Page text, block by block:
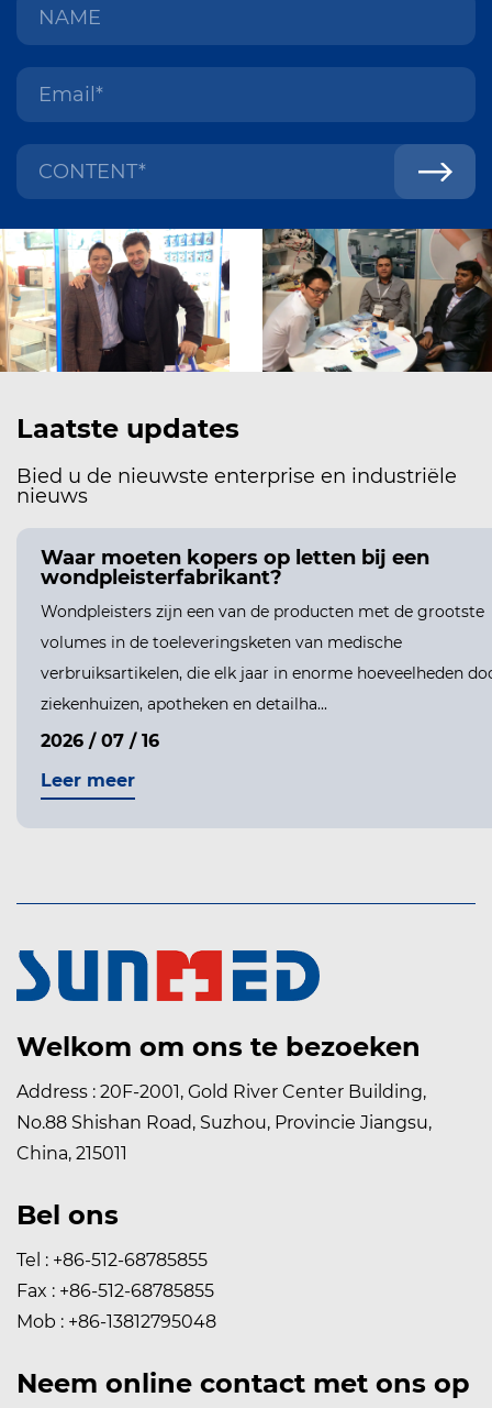
Laatste updates
Bied u de nieuwste enterprise en industriële
nieuws
Waar moeten kopers op letten bij een
wondpleisterfabrikant?
Wondpleisters zijn een van de producten met de grootste
volumes in de toeleveringsketen van medische
verbruiksartikelen, die elk jaar in enorme hoeveelheden
ziekenhuizen, apotheken en detailha...
2026 / 07 / 16
Leer meer
Welkom om ons te bezoeken
Address : 20F-2001, Gold River Center Building,
No.88 Shishan Road, Suzhou, Provincie Jiangsu,
China, 215011
Bel ons
Tel : +86-512-68785855
Fax : +86-512-68785855
Mob : +86-13812795048
Neem online contact met ons op